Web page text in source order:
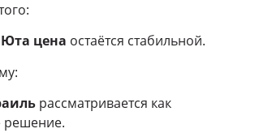
цена остаётся стабильной.
рассматривается как
решение.